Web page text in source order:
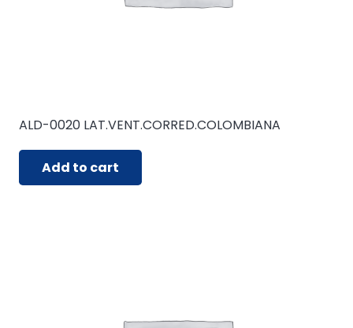
ALD-0020 LAT.VENT.CORRED.COLOMBIANA
Add to cart